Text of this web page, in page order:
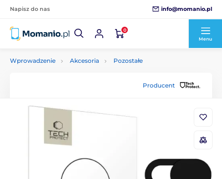
Napisz do nas info@momanio.pl
0
Menu
Wprowadzenie Akcesoria Pozostałe
Producent